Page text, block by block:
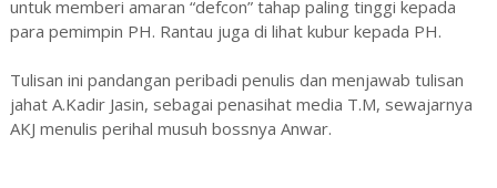
untuk memberi amaran “defcon” tahap paling tinggi kepada
para pemimpin PH. Rantau juga di lihat kubur kepada PH.
Tulisan ini pandangan peribadi penulis dan menjawab tulisan
jahat A.Kadir Jasin, sebagai penasihat media T.M, sewajarnya
AKJ menulis perihal musuh bossnya Anwar.